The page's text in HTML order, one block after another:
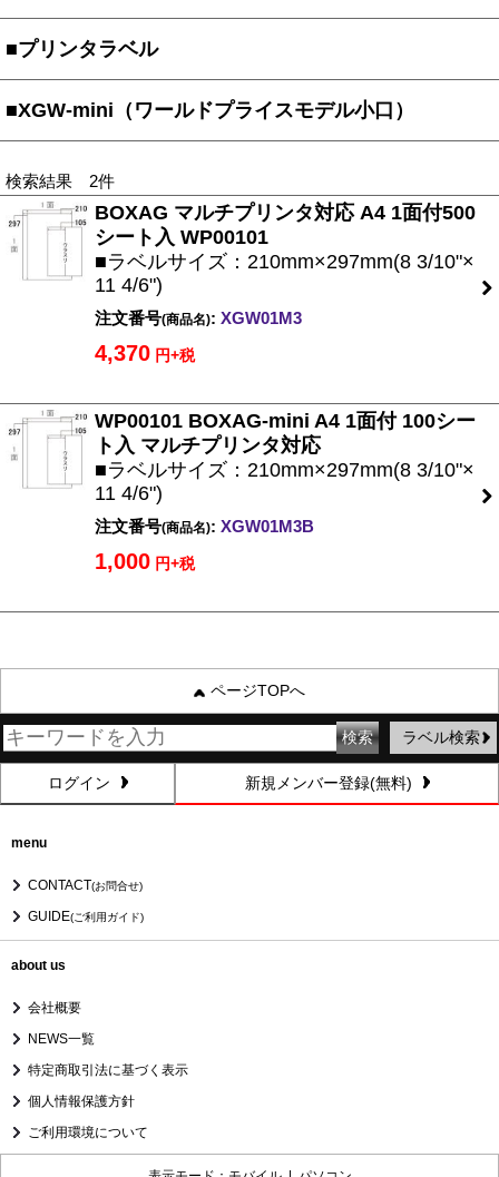
■プリンタラベル
■XGW-mini（ワールドプライスモデル小口）
検索結果 2件
BOXAG マルチプリンタ対応 A4 1面付500
シート入 WP00101
■ラベルサイズ：210mm×297mm(8 3/10"×
11 4/6")
注文番号(商品名): XGW01M3
4,370 円+税
WP00101 BOXAG-mini A4 1面付 100シー
ト入 マルチプリンタ対応
■ラベルサイズ：210mm×297mm(8 3/10"×
11 4/6")
注文番号(商品名): XGW01M3B
1,000 円+税
ページTOPへ
ラベル検索
ログイン 新規メンバー登録(無料)
menu
CONTACT(お問合せ)
GUIDE(ご利用ガイド)
about us
会社概要
NEWS一覧
特定商取引法に基づく表示
個人情報保護方針
ご利用環境について